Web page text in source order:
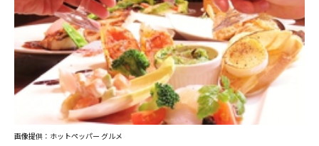
画像提供：ホットペッパー グルメ